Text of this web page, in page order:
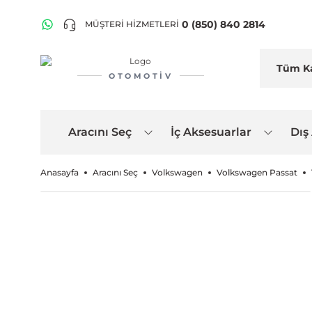
MÜŞTERİ HİZMETLERİ 0 (850) 840 2814
OTOMOTIV
Aracını Seç İç Aksesuarlar
Anasayfa Aracını Seç Volkswagen Volkswagen Passat